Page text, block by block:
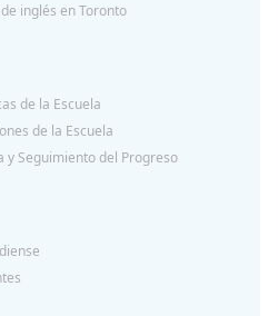
inglés en Toronto
de la Escuela
de la Escuela
y Seguimiento del Progreso